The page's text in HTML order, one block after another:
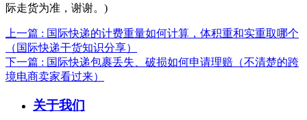
际走货为准，谢谢。)
上一篇 : 国际快递的计费重量如何计算，体积重和实重取哪个
（国际快递干货知识分享）
下一篇 : 国际快递包裹丢失、破损如何申请理赔（不清楚的跨
境电商卖家看过来）
关于我们